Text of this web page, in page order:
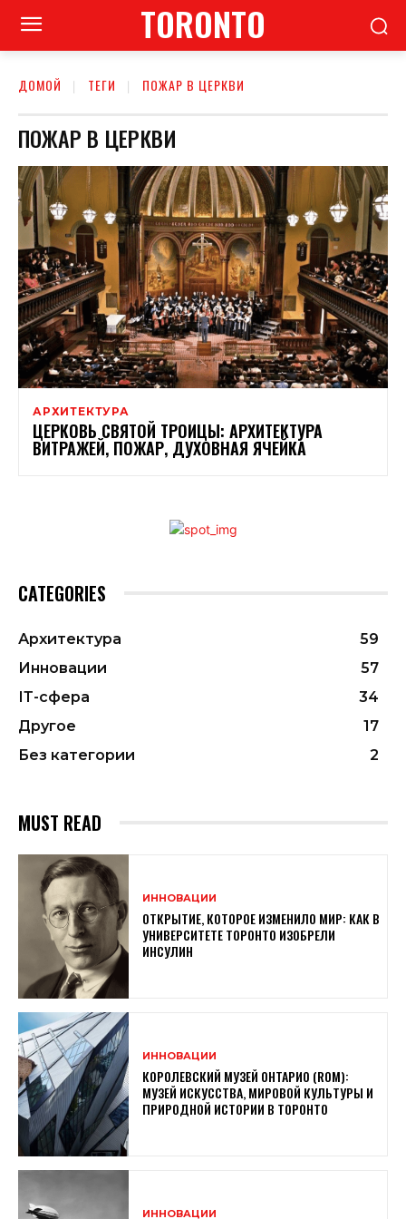
TORONTO
ДОМОЙ ТЕГИ ПОЖАР В ЦЕРКВИ
ПОЖАР В ЦЕРКВИ
АРХИТЕКТУРА
ЦЕРКОВЬ СВЯТОЙ ТРОИЦЫ: АРХИТЕКТУРА
ВИТРАЖЕЙ, ПОЖАР, ДУХОВНАЯ ЯЧЕЙКА
CATEGORIES
Архитектура
59
Инновации
57
ІТ-сфера
34
Другое
17
Без категории
2
MUST READ
ИННОВАЦИИ
ОТКРЫТИЕ, КОТОРОЕ ИЗМЕНИЛО МИР: КАК В
УНИВЕРСИТЕТЕ ТОРОНТО ИЗОБРЕЛИ
ИНСУЛИН
ИННОВАЦИИ
КОРОЛЕВСКИЙ МУЗЕЙ ОНТАРИО (ROM):
МУЗЕЙ ИСКУССТВА, МИРОВОЙ КУЛЬТУРЫ И
ПРИРОДНОЙ ИСТОРИИ В ТОРОНТО
ИННОВАЦИИ